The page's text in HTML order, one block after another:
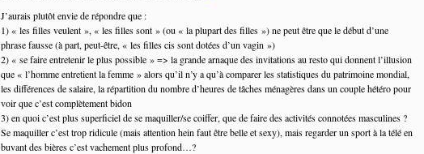
J’aurais plutôt envie de répondre que :
1) « les filles veulent », « les filles sont » (ou « la plupart des filles ») ne peut être que le début d’une
phrase fausse (à part, peut-être, « les filles cis sont dotées d’un vagin »)
2) « se faire entretenir le plus possible » => la grande arnaque des invitations au resto qui donnent l’illusion
que « l’homme entretient la femme » alors qu’il n’y a qu’à comparer les statistiques du patrimoine mondial,
les différences de salaire, la répartition du nombre d’heures de tâches ménagères dans un couple hétéro pour
voir que c’est complètement bidon
3) en quoi c’est plus superficiel de se maquiller/se coiffer, que de faire des activités connotées masculines ?
Se maquiller c’est trop ridicule (mais attention hein faut être belle et sexy), mais regarder un sport à la télé en
buvant des bières c’est vachement plus profond…?